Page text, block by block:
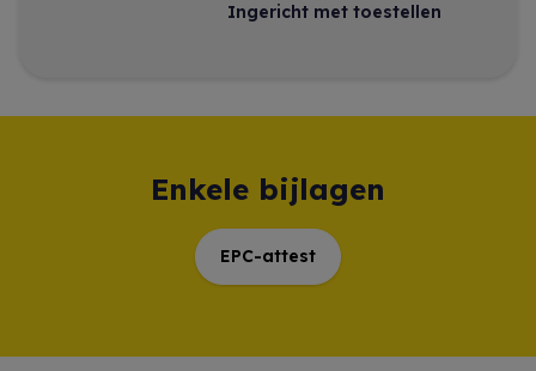
Ingericht met toestellen
Enkele bijlagen
EPC-attest